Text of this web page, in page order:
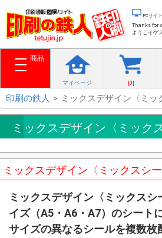
PCサイ
Thanks for
ようこそゲ
toggle navigation
商品
マイページ [0]
印刷の鉄人 ミックスデザイン〈ミッ
ミックスデザイン〈ミック
ミックスデザイン〈ミックスシ
ミックスデザイン〈ミックス
イズ（A5・A6・A7）のシート
サイズの異なるシールを複数枚